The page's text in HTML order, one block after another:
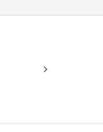
keyboard_arrow_right